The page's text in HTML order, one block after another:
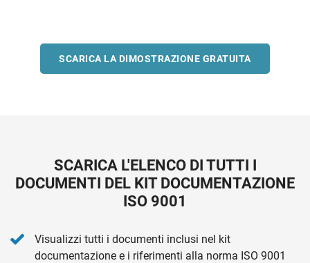
SCARICA LA DIMOSTRAZIONE GRATUITA
SCARICA L'ELENCO DI TUTTI I
DOCUMENTI DEL KIT DOCUMENTAZIONE
ISO 9001
Visualizzi tutti i documenti inclusi nel kit
documentazione e i riferimenti alla norma ISO 9001